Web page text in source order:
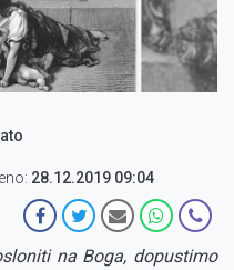
28.12.2019 09:04
na Boga, dopustimo